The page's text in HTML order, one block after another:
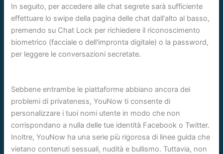
In seguito, per accedere alle chat segrete sarà sufficiente
effettuare lo swipe della pagina delle chat dall'alto al basso,
premendo su Chat Lock per richiedere il riconoscimento
biometrico (facciale o dell'impronta digitale) o la password,
per leggere le conversazioni secretate.
Sebbene entrambe le piattaforme abbiano ancora dei
problemi di privateness, YouNow ti consente di
personalizzare i tuoi nomi utente in modo che non
corrispondano a nulla delle tue identità Facebook o Twitter.
Inoltre, YouNow ha una serie più rigorosa di linee guida che
vietano contenuti sessuali, nudità e bullismo. Tuttavia, non